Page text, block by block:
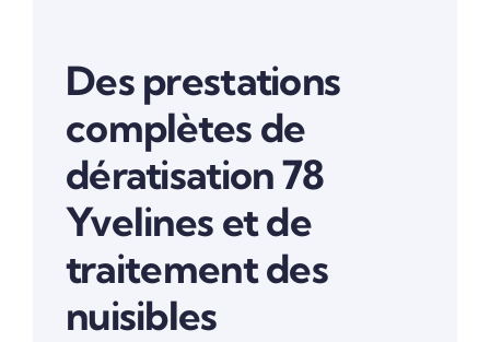
Des prestations
complètes de
dératisation 78
Yvelines et de
traitement des
nuisibles